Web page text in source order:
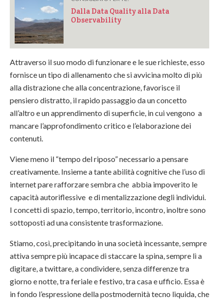
Dalla Data Quality alla Data
Observability
Attraverso il suo modo di funzionare e le sue richieste, esso
fornisce un tipo di allenamento che si avvicina molto di più
alla distrazione che alla concentrazione, favorisce il
pensiero distratto, il rapido passaggio da un concetto
all’altro e un apprendimento di superficie, in cui vengono a
mancare l’approfondimento critico e l’elaborazione dei
contenuti.
Viene meno il “tempo del riposo” necessario a pensare
creativamente. Insieme a tante abilità cognitive che l’uso di
internet pare rafforzare sembra che abbia impoverito le
capacità autoriflessive e di mentalizzazione degli individui.
I concetti di spazio, tempo, territorio, incontro, inoltre sono
sottoposti ad una consistente trasformazione.
Stiamo, così, precipitando in una società incessante, sempre
attiva sempre più incapace di staccare la spina, sempre lì a
digitare, a twittare, a condividere, senza differenze tra
giorno e notte, tra feriale e festivo, tra casa e ufficio. Essa è
in fondo l’espressione della postmodernità tecno liquida, che